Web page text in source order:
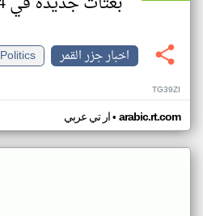
اخبار جزر القمر
Politics
TG39ZI
ار تي عربي• arabic.rt.com